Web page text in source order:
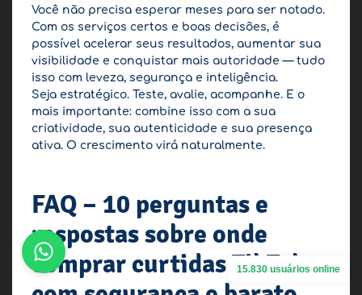
Você não precisa esperar meses para ser notado.
Com os serviços certos e boas decisões, é
possível acelerar seus resultados, aumentar sua
visibilidade e conquistar mais autoridade — tudo
isso com leveza, segurança e inteligência.
Seja estratégico. Teste, avalie, acompanhe. E o
mais importante: combine isso com a sua
criatividade, sua autenticidade e sua presença
ativa. O crescimento virá naturalmente.
FAQ – 10 perguntas e
respostas sobre onde
comprar curtidas TikTok
15.830 usuários online